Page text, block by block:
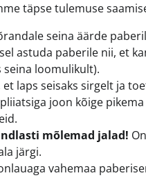
täpse tulemuse
seina äärde
astuda paberile nii, et
seina loomulikult).
et laps seisaks sirgelt ja
joon kõige
mõlemad jalad!
järgi.
vahemaa